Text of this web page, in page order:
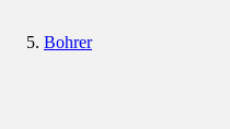
Bohrer